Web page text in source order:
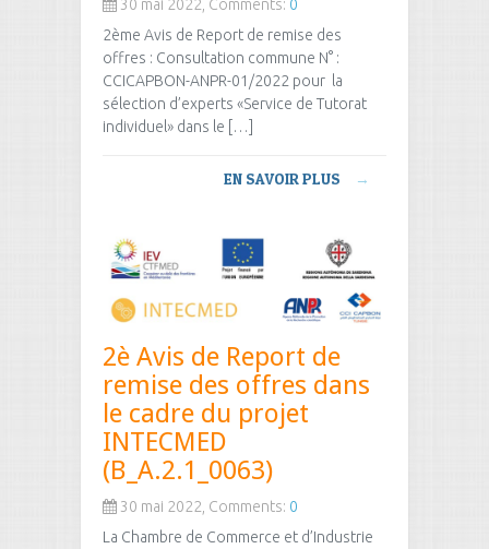
30 mai 2022, Comments: 0
2ème Avis de Report de remise des
offres : Consultation commune N° :
CCICAPBON-ANPR-01/2022 pour la
sélection d’experts «Service de Tutorat
individuel» dans le […]
EN SAVOIR PLUS →
2è Avis de Report de
remise des offres dans
le cadre du projet
INTECMED
(B_A.2.1_0063)
30 mai 2022, Comments: 0
La Chambre de Commerce et d’Industrie